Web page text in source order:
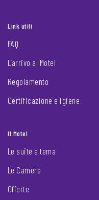
Link utili
FAQ
L’arrivo al Motel
Regolamento
Certificazione e igiene
Il Motel
Le suite a tema
Le Camere
Offerte